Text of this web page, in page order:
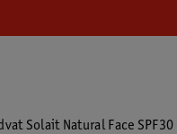
Solait Natural Face SPF30